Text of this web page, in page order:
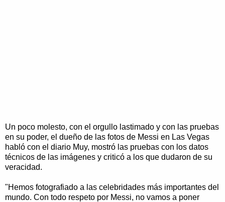
Un poco molesto, con el orgullo lastimado y con las pruebas
en su poder, el dueño de las fotos de Messi en Las Vegas
habló con el diario Muy, mostró las pruebas con los datos
técnicos de las imágenes y criticó a los que dudaron de su
veracidad.
"Hemos fotografiado a las celebridades más importantes del
mundo. Con todo respeto por Messi, no vamos a poner